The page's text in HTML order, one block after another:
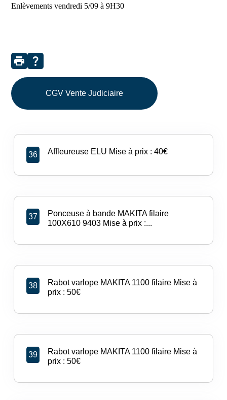
Enlèvements vendredi 5/09 à 9H30
print question_mark
CGV Vente Judiciaire
36 Affleureuse ELU Mise à prix : 40€
37
Ponceuse à bande MAKITA filaire
100X610 9403 Mise à prix :...
38
Rabot varlope MAKITA 1100 filaire Mise à
prix : 50€
39
Rabot varlope MAKITA 1100 filaire Mise à
prix : 50€